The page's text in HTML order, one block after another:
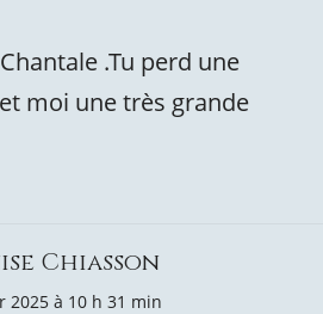
.Tu perd une
moi une très grande
Chiasson
2025 à 10 h 31 min